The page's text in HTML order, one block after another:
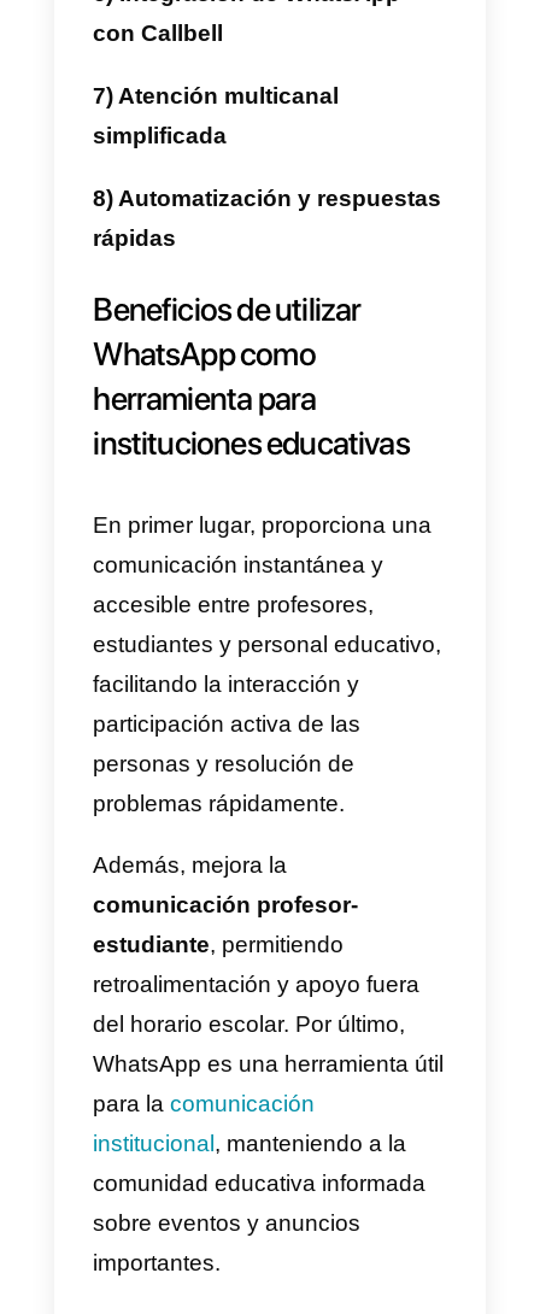
Mejores prácticas para
utilizar WhatsApp en la
educación
Sabías que existen unas
practicas infalibles para
desarrollar una buena gestión de
las comunicaciones de
entre los profesores y
estudiantes. Las mismas las
para ti en este artículo. Te
aseguramos que si logras
aplicarlas correctamente, los
estudiantes, profesores y tu
negocio educativo se
de forma correcta y eficiente:
1) Establecer pautas claras en
el uso de WhatsApp
2) Crear grupos de clase
3) Compartir materiales y
4) Fomentar la participación
activa